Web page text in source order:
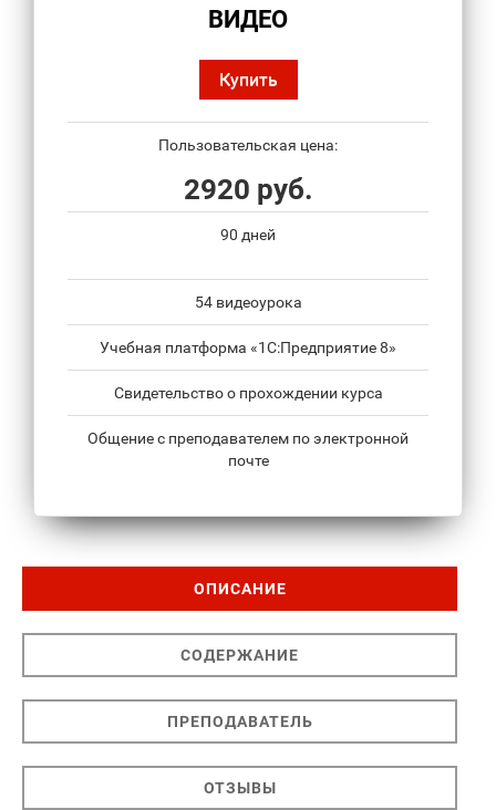
ВИДЕО
Купить
Пользовательская цена:
2920 руб.
90 дней
54 видеоурока
Учебная платформа «1С:Предприятие 8»
Свидетельство о прохождении курса
Общение с преподавателем по электронной
почте
ОПИСАНИЕ
СОДЕРЖАНИЕ
ПРЕПОДАВАТЕЛЬ
ОТЗЫВЫ